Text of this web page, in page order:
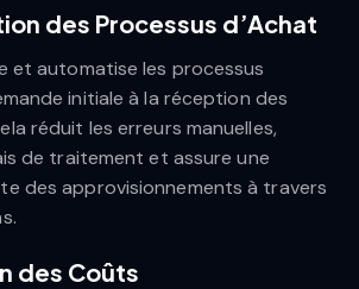
des Processus d’Achat
et automatise les processus
initiale à la réception des
réduit les erreurs manuelles,
de traitement et assure une
des approvisionnements à travers
des Coûts